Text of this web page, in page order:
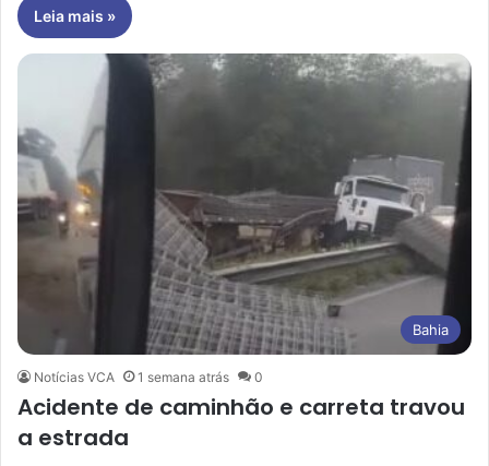
Leia mais »
Bahia
Notícias VCA 1 semana atrás 0
Acidente de caminhão e carreta travou
a estrada